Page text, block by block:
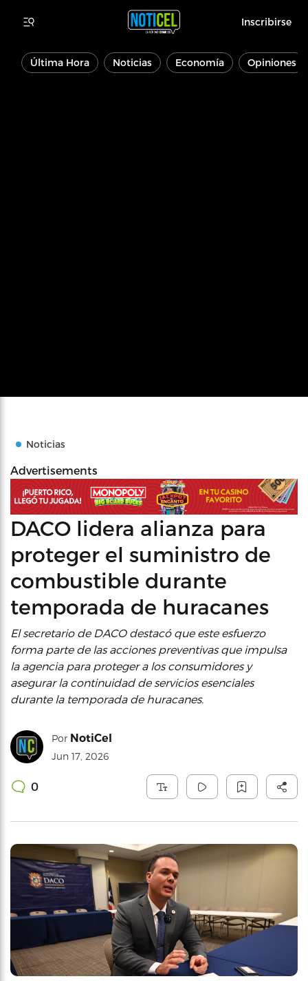
Inscribirse
Última Hora Noticias Economía Opiniones
Noticias
Advertisements
DACO lidera alianza para
proteger el suministro de
combustible durante
temporada de huracanes
El secretario de DACO destacó que este esfuerzo
forma parte de las acciones preventivas que impulsa
la agencia para proteger a los consumidores y
asegurar la continuidad de servicios esenciales
durante la temporada de huracanes.
Por NotiCel
Jun 17, 2026
0